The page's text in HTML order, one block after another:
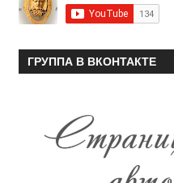
ГРУППА В ВКОНТАКТЕ